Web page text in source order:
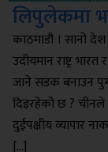
लिपुलेकमा
काठमाडौ । सानो
उदीयमान राष्ट्र
जाने सडक बनाउन
दिइरहेको छ ?
दुईपक्षीय व्यापार
[…]